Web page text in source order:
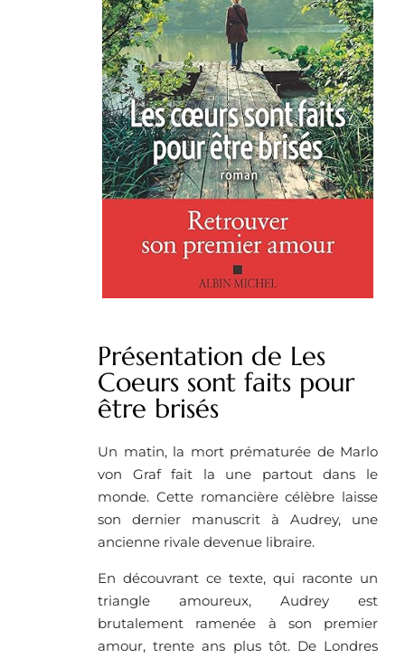
Présentation de Les
Coeurs sont faits pour
être brisés
Un matin, la mort prématurée de Marlo
von Graf fait la une partout dans le
monde. Cette romancière célèbre laisse
son dernier manuscrit à Audrey, une
ancienne rivale devenue libraire.
En découvrant ce texte, qui raconte un
triangle amoureux, Audrey est
brutalement ramenée à son premier
amour, trente ans plus tôt. De Londres